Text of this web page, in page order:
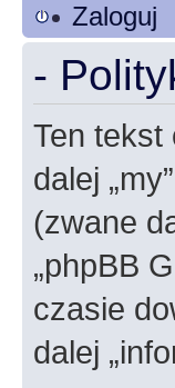
Zaloguj
-
Ten tekst
dalej
(zwane
„phpBB
czasie
dalej